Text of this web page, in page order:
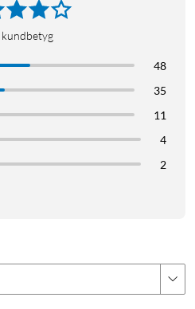
kundbetyg
48
35
11
4
2